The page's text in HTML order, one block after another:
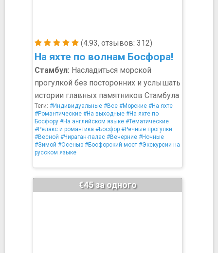
(4.93, отзывов: 312)
На яхте по волнам Босфора!
Стамбул: Насладиться морской
прогулкой без посторонних и услышать
истории главных памятников Стамбула
Теги: #Индивидуальные #Все #Морские #На яхте
#Романтические #На выходные #На яхте по
Босфору #На английском языке #Тематические
#Релакс и романтика #Босфор #Речные прогулки
#Весной #Чираган-палас #Вечерние #Ночные
#Зимой #Осенью #Босфорский мост #Экскурсии на
русском языке
€45 за одного